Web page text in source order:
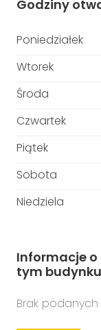
Godziny
Poniedziałek
Wtorek
Środa
Czwartek
Piątek
Sobota
Niedziela
Informacje o
tym budynku
Brak